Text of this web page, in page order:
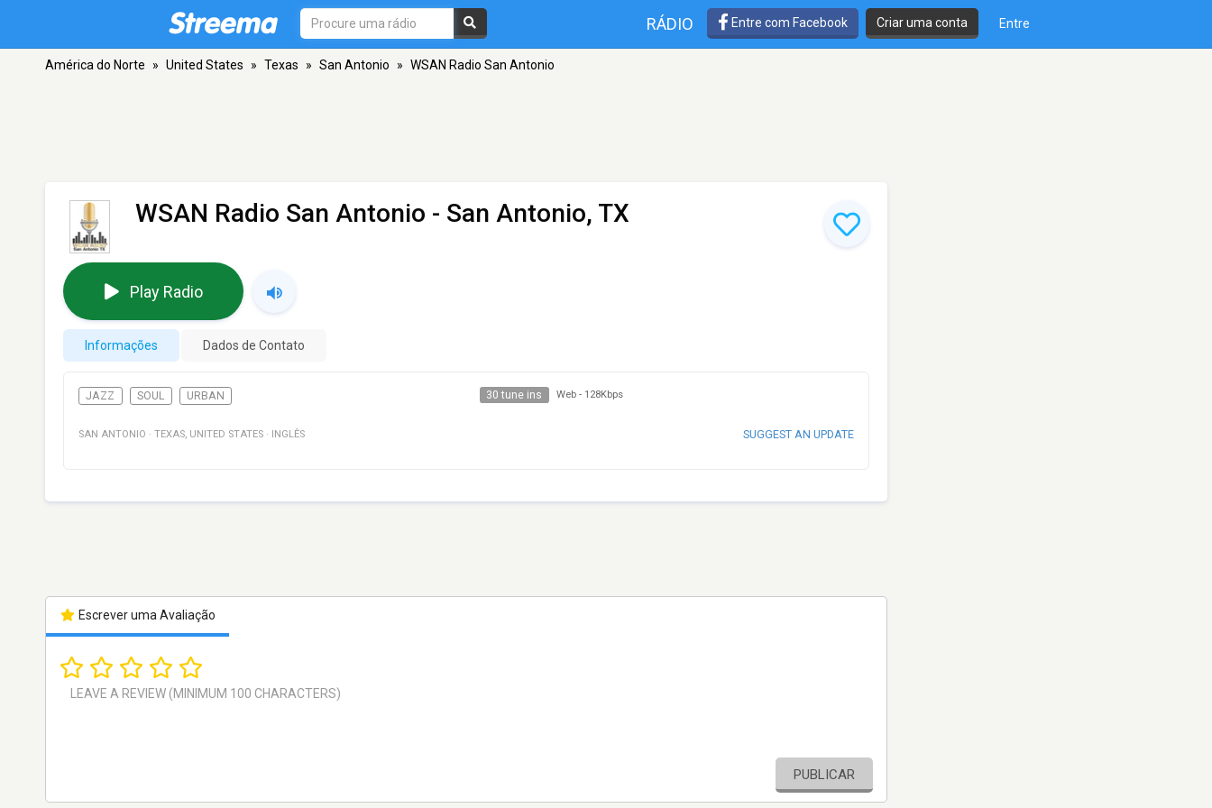
RÁDIO Entre com Facebook Criar uma conta Entre
América do Norte » United States » Texas » San Antonio » WSAN Radio San Antonio
WSAN Radio San Antonio - San Antonio, TX
Play Radio
Informações Dados de Contato
JAZZ SOUL URBAN 30 tune ins Web - 128Kbps
SAN ANTONIO · TEXAS, UNITED STATES · INGLÊS SUGGEST AN UPDATE
Escrever uma Avaliação
PUBLICAR